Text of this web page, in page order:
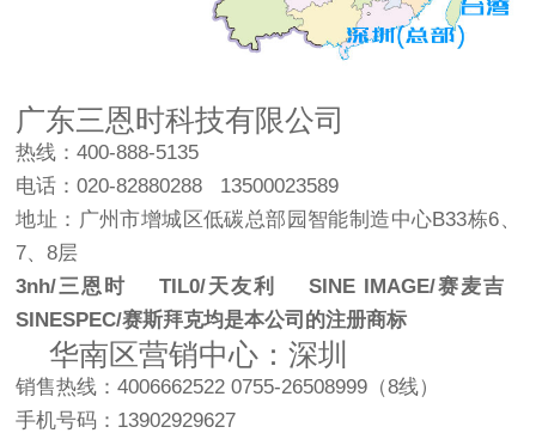
广东三恩时科技有限公司
热线：400-888-5135
电话：020-82880288 13500023589
地址：广州市增城区低碳总部园智能制造中心B33栋6、
7、8层
3nh/三恩时 TIL0/天友利 SINE IMAGE/赛麦吉
SINESPEC/赛斯拜克均是本公司的注册商标
华南区营销中心：深圳
销售热线：4006662522 0755-26508999（8线）
手机号码：13902929627